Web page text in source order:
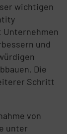
wichtigen
und
Die
Schritt
von
unter